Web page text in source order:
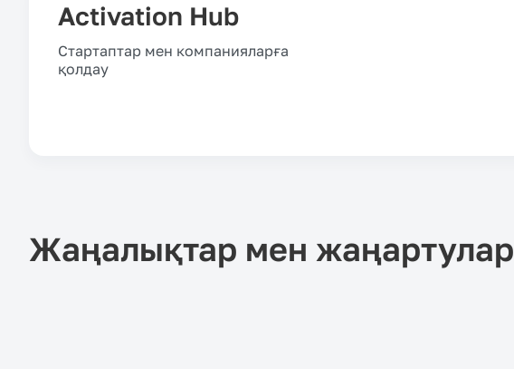
Activation Hub
Стартаптар мен компанияларға
қолдау
Жаңалықтар мен жаңартулар